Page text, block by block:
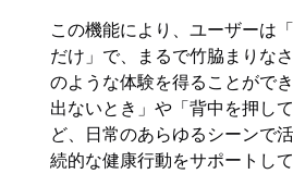
この機能により、ユーザーは
だけ」で、まるで竹脇まりな
のような体験を得ることがで
出ないとき」や「背中を押し
ど、日常のあらゆるシーンで
続的な健康行動をサポートし